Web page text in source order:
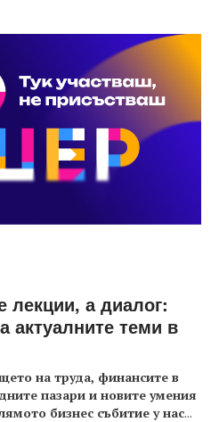
лекции, а диалог:
актуалните теми в
на труда, финансите в
пазари и новите умения
бизнес събитие у нас...